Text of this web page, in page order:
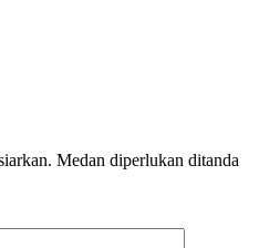
Medan diperlukan ditanda